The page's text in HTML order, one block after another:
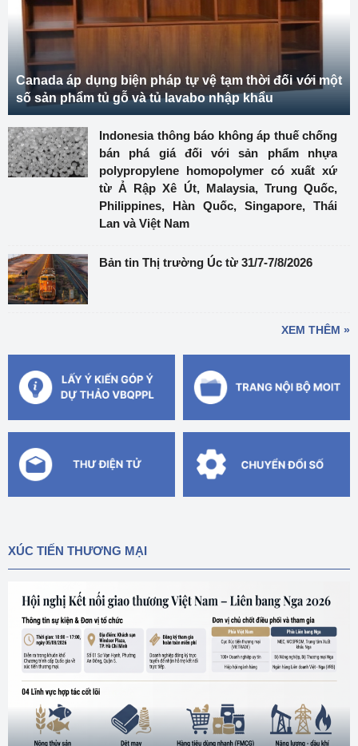
Canada áp dụng biện pháp tự vệ tạm thời đối với một
số sản phẩm tủ gỗ và tủ lavabo nhập khẩu
Indonesia thông báo không áp thuế chống
bán phá giá đối với sản phẩm nhựa
polypropylene homopolymer có xuất xứ
từ Ả Rập Xê Út, Malaysia, Trung Quốc,
Philippines, Hàn Quốc, Singapore, Thái
Lan và Việt Nam
Bản tin Thị trường Úc từ 31/7-7/8/2026
XEM THÊM »
XÚC TIẾN THƯƠNG MẠI